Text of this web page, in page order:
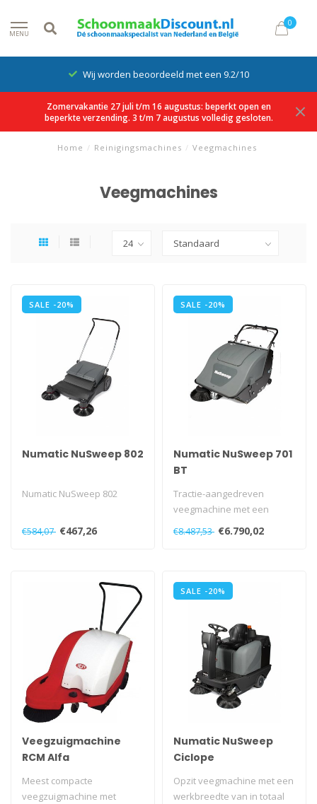
MENU
0
Wij worden beoordeeld met een 9.2/10
Zomervakantie 27 juli t/m 16 augustus: beperkt open en
beperkte verzending. 3 t/m 7 augustus volledig gesloten.
Home / Reinigingsmachines / Veegmachines
Veegmachines
SALE -20%
Numatic NuSweep 802
Numatic NuSweep 802
€584,07 €467,26
SALE -20%
Numatic NuSweep 701
BT
Tractie-aangedreven
veegmachine met een
totale werkbreedte van
€8.487,53 €6.790,02
Veegzuigmachine
RCM Alfa
Meest compacte
veegzuigmachine met
SALE -20%
Numatic NuSweep
Ciclope
Opzit veegmachine met een
werkbreedte van in totaal